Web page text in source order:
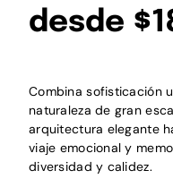
desde
Combina sofisticación
naturaleza de gran
arquitectura elegante
viaje emocional y
diversidad y calidez.